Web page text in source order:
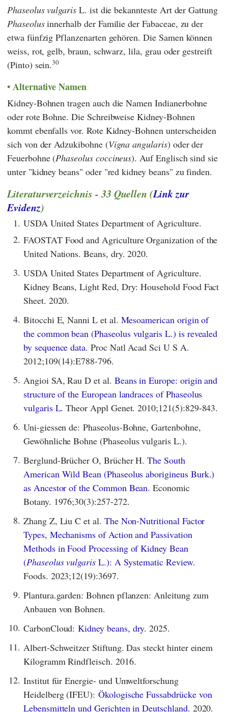
Phaseolus vulgaris L. ist die bekannteste Art der Gattung
Phaseolusinnerhalb der Familie der Fabaceae, zu der
etwa fünfzig Pflanzenarten gehören. Die Samen können
weiss, rot, gelb, braun, schwarz, lila, grau oder gestreift
(Pinto) sein.30
Alternative Namen
Kidney-Bohnen tragen auch die Namen Indianerbohne
oder rote Bohne. Die Schreibweise Kidney-Bohnen
kommt ebenfalls vor. Rote Kidney-Bohnen unterscheiden
sich von der Adzukibohne (Vigna angularis) oder der
Feuerbohne (Phaseolus coccineus). Auf Englisch sind sie
unter "kidney beans" oder "red kidney beans" zu finden.
Literaturverzeichnis - 33 Quellen (Link zur
Evidenz)
1. USDA United States Department of Agriculture.
2. FAOSTAT Food and Agriculture Organization of the
United Nations. Beans, dry. 2020.
3. USDA United States Department of Agriculture.
Kidney Beans, Light Red, Dry: Household Food Fact
Sheet. 2020.
4. Bitocchi E, Nanni L et al. Mesoamerican origin of
the common bean (Phaseolus vulgaris L.) is revealed
by sequence data. Proc Natl Acad Sci U S A.
2012;109(14):E788-796.
5. Angioi SA, Rau D et al. Beans in Europe: origin and
structure of the European landraces of Phaseolus
vulgaris L. Theor Appl Genet. 2010;121(5):829-843.
6. Uni-giessen de: Phaseolus-Bohne, Gartenbohne,
Gewöhnliche Bohne (Phaseolus vulgaris L.).
7. Berglund-Brücher O, Brücher H.The South
American Wild Bean (Phaseolus aborigineus Burk.)
as Ancestor of the Common Bean. Economic
Botany. 1976;30(3):257-272.
8. Zhang Z, Liu C et al. The Non-Nutritional Factor
Types, Mechanisms of Action and Passivation
Methods in Food Processing of Kidney Bean
(Phaseolus vulgarisL.): A Systematic Review.
Foods. 2023;12(19):3697.
9. Plantura.garden: Bohnen pflanzen: Anleitung zum
Anbauen von Bohnen.
10. CarbonCloud:Kidney beans, dry. 2025.
11. Albert-Schweitzer Stiftung. Das steckt hinter einem
Kilogramm Rindfleisch. 2016.
12. Institut für Energie- und Umweltforschung
Heidelberg (IFEU): Ökologische Fussabdrücke von
Lebensmitteln und Gerichten in Deutschland. 2020.